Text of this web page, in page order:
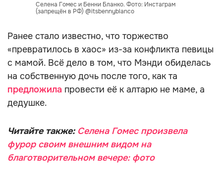
Селена Гомес и Бенни Бланко. Фото: Инстаграм
(запрещён в РФ) @itsbennyblanco
Ранее стало известно, что торжество
«превратилось в хаос» из-за конфликта певицы
с мамой. Всё дело в том, что Мэнди обиделась
на собственную дочь после того, как та
предложила провести её к алтарю не маме, а
дедушке.
Читайте также: Селена Гомес произвела
фурор своим внешним видом на
благотворительном вечере: фото